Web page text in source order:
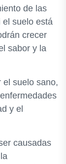
de las
el suelo está
crecer
sabor y la
el suelo sano,
y el
causadas